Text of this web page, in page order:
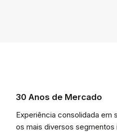
30 Anos de Mercado
Experiência consolidada em
os mais diversos segmentos